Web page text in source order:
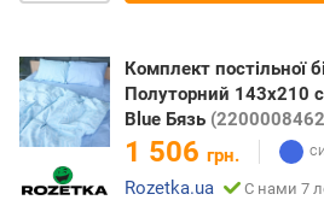
Комплект постільної
Полуторний 143х210
Blue Бязь
1 506 грн.
Rozetka.ua
С нами 7